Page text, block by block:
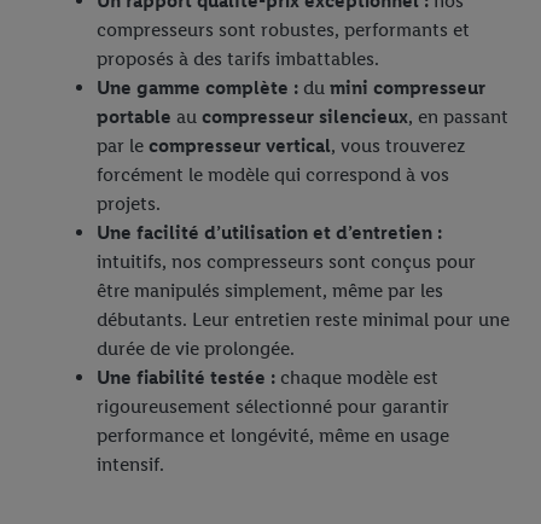
compresseurs sont robustes, performants et
proposés à des tarifs imbattables.
Une gamme complète : du mini compresseur
portable au compresseur silencieux, en passant
par le compresseur vertical, vous trouverez
forcément le modèle qui correspond à vos
projets.
Une facilité d’utilisation et d’entretien :
intuitifs, nos compresseurs sont conçus pour
être manipulés simplement, même par les
débutants. Leur entretien reste minimal pour une
durée de vie prolongée.
Une fiabilité testée : chaque modèle est
rigoureusement sélectionné pour garantir
performance et longévité, même en usage
intensif.